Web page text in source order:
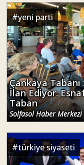
#yeni parti
Çankaya
İlan Ediyor:
Taban
Solfasol Haber Merkezi
#türkiye siyaseti